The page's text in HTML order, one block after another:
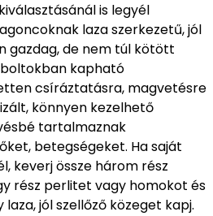
kiválasztásánál is legyél
laza szerkezetű, jól
gazdag, de nem túl kötött
boltokban kapható
csíráztatásra, magvetésre
könnyen kezelhető
tartalmaznak
betegségeket. Ha saját
keverj össze három rész
rész perlitet vagy homokot és
jól szellőző közeget kapj.